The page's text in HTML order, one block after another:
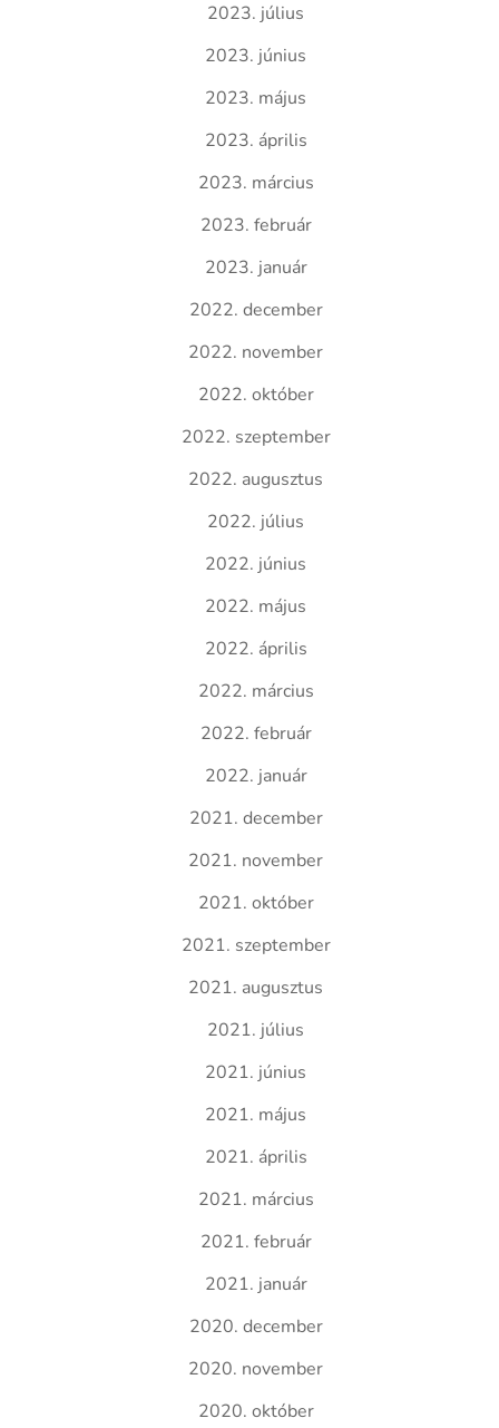
2023. július
2023. június
2023. május
2023. április
2023. március
2023. február
2023. január
2022. december
2022. november
2022. október
2022. szeptember
2022. augusztus
2022. július
2022. június
2022. május
2022. április
2022. március
2022. február
2022. január
2021. december
2021. november
2021. október
2021. szeptember
2021. augusztus
2021. július
2021. június
2021. május
2021. április
2021. március
2021. február
2021. január
2020. december
2020. november
2020. október